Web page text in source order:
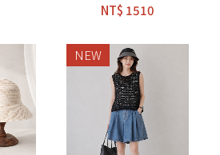
NT$ 1510
NEW